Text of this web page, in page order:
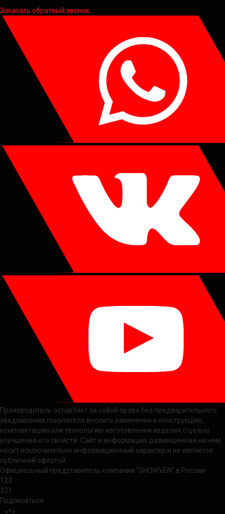
Заказать обратный звонок
Производитель оставляет за собой право без предварительного
уведомления покупателя вносить изменения в конструкцию,
комплектацию или технологию изготовления изделия с целью
улучшения его свойств. Сайт и информация, размещенная на нём,
носит исключительно информационный характер и не является
публичной офертой.
Официальный представитель компании “SHOWVEN” в России
123
321
Подписаться